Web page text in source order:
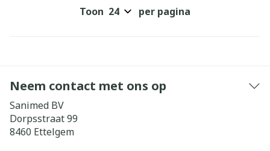
Toon per pagina
Neem contact met ons op
Sanimed BV
Dorpsstraat 99
8460 Ettelgem